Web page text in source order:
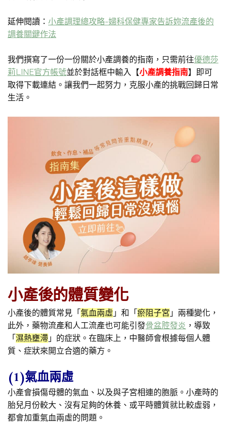
延伸閱讀： 小產調理總攻略-婦科保健專家告訴妳流產後的
調養關鍵作法
我們撰寫了一份一份關於小產調養的指南，只需前往優德莎
莉LINE官方帳號並於對話框中輸入【小產調養指南】即可
取得下載連結。讓我們一起努力，克服小產的挑戰回歸日常
生活。
小產後的體質變化
小產後的體質常見「氣血兩虛 」和「瘀阻子宮 」兩種變化，
此外，藥物流產和人工流產也可能引發骨盆腔發炎 ，導致
「濕熱壅滯 」的症狀。在臨床上，中醫師會根據每個人體
質、症狀來開立合適的藥方。
(1)氣血兩虛
小產會損傷母體的氣血、以及與子宮相連的胞脈。小產時的
胎兒月份較大、沒有足夠的休養、或平時體質就比較虛弱，
都會加重氣血兩虛的問題。